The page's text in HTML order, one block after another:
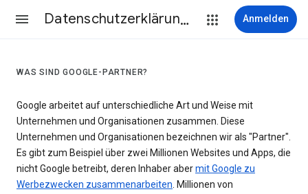
Datenschutzerklärung & Nutzungsbedingungen Anmelden
WAS SIND GOOGLE-PARTNER?
Google arbeitet auf unterschiedliche Art und Weise mit
Unternehmen und Organisationen zusammen. Diese
Unternehmen und Organisationen bezeichnen wir als "Partner".
Es gibt zum Beispiel über zwei Millionen Websites und Apps, die
nicht Google betreibt, deren Inhaber abermit Google zu
Werbezwecken zusammenarbeiten. Millionen von